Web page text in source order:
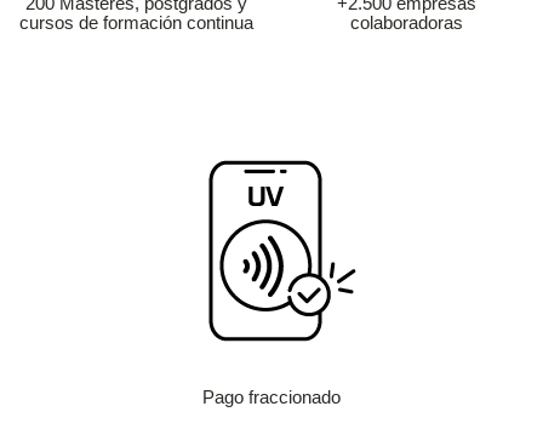
200 Másteres, postgrados y
cursos de formación continua
+2.500 empresas
colaboradoras
Pago fraccionado